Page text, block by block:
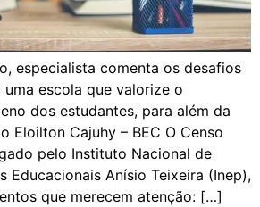
especialista comenta os desafios
escola que valorize o
dos estudantes, para além da
Eloilton Cajuhy – BEC O Censo
pelo Instituto Nacional de
Educacionais Anísio Teixeira (Inep),
que merecem atenção: […]